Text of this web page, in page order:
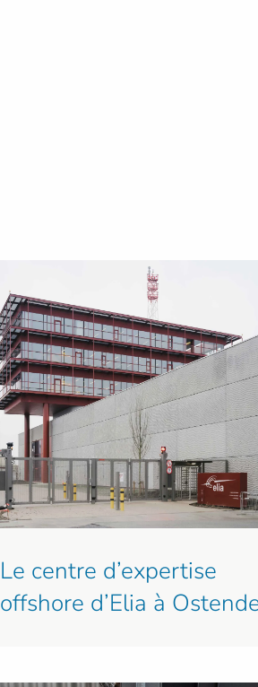
Le centre d’expertise
offshore d’Elia à